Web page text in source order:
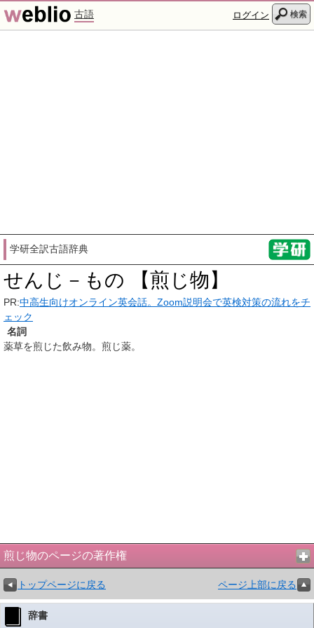
古語 ログイン 検索
学研全訳古語辞典
せんじ－もの 【煎じ物】
PR:中高生向けオンライン英会話。Zoom説明会で英検対策の流れをチ
ェック
名詞
薬草を煎じた飲み物。煎じ薬。
煎じ物のページの著作権
トップページに戻る ページ上部に戻る
辞書